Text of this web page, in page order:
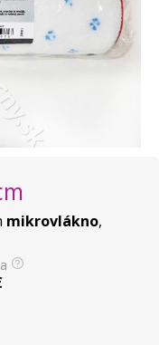
mikrovlákno,